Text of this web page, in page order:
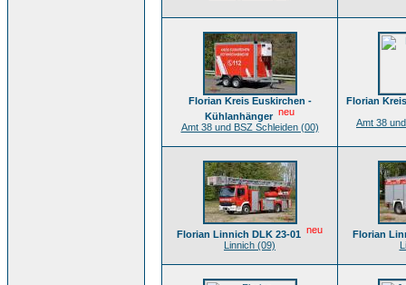
Florian Kreis Euskirchen -
Kühlanhänger neu
Amt 38 und BSZ Schleiden (00)
Florian
Amt 38
Florian Linnich DLK 23-01 neu
Linnich (09)
Florian